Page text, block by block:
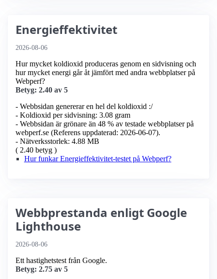
Energieffektivitet
2026-08-06
Hur mycket koldioxid produceras genom en sidvisning och
hur mycket energi går åt jämfört med andra webbplatser på
Webperf?
Betyg: 2.40 av 5
- Webbsidan genererar en hel del koldioxid :/
- Koldioxid per sidvisning: 3.08 gram
- Webbsidan är grönare än 48 % av testade webbplatser på
webperf.se (Referens uppdaterad: 2026-06-07).
- Nätverksstorlek: 4.88 MB
( 2.40 betyg )
Hur funkar Energieffektivitet-testet på Webperf?
Webbprestanda enligt Google
Lighthouse
2026-08-06
Ett hastighetstest från Google.
Betyg: 2.75 av 5